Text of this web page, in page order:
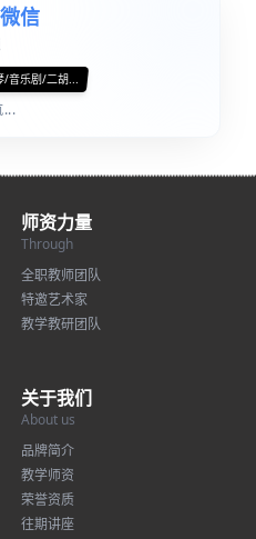
信
/音乐剧/二胡...
...
师资力量
Through
全职教师团队
特邀艺术家
教学教研团队
关于我们
About us
品牌简介
教学师资
荣誉资质
往期讲座